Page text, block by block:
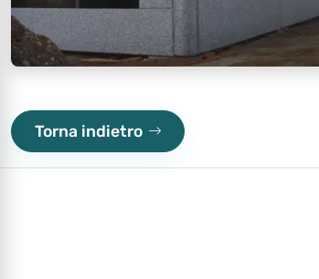
Torna indietro